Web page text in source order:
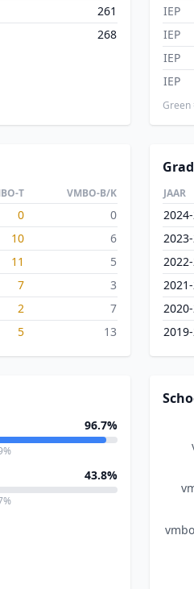
261
268
IEP
IEP
IEP
IEP
Green
T VMBO-B/K
0
0
10
6
11
5
7
3
2
7
5 13
JAAR
96.7%
43.8%